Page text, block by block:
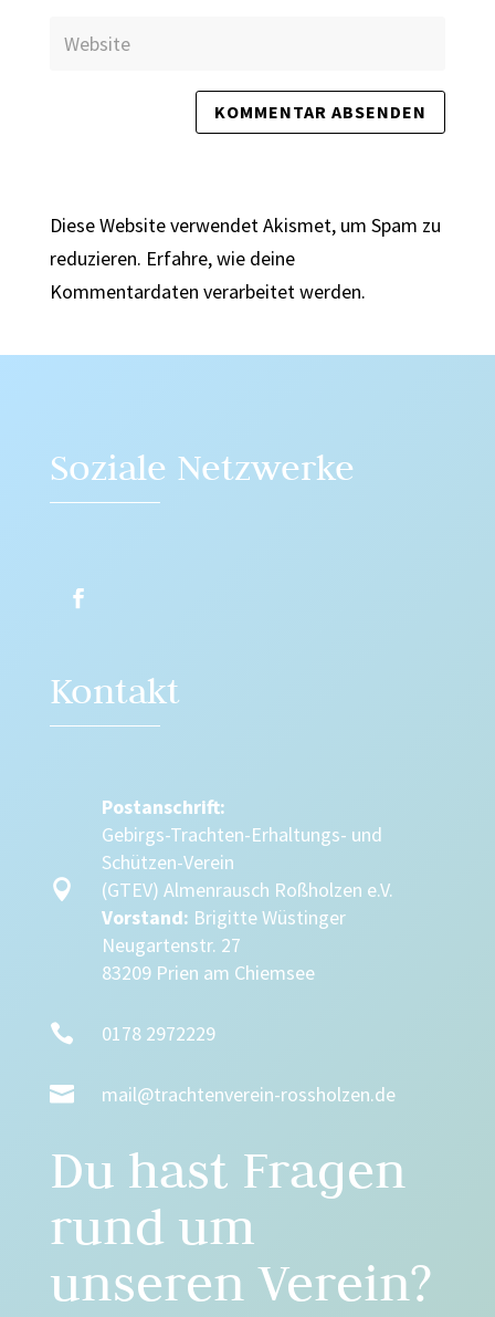
Diese Website verwendet Akismet, um Spam zu
reduzieren. Erfahre, wie deine
Kommentardaten verarbeitet werden.
Soziale Netzwerke
Kontakt

Postanschrift:
Gebirgs-Trachten-Erhaltungs- und
Schützen-Verein
(GTEV) Almenrausch Roßholzen e.V.
Vorstand: Brigitte Wüstinger
Neugartenstr. 27
83209 Prien am Chiemsee
 0178 2972229
 mail@trachtenverein-rossholzen.de
Du hast Fragen
rund um
unseren Verein?